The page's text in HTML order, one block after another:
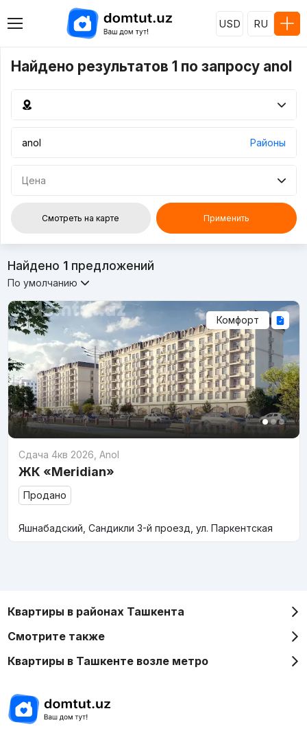
USD RU
Найдено результатов 1 по запросу anol
Районы
Цена
Смотреть на карте Применить
Найдено 1предложений
По умолчанию
Комфорт
Сдача 4кв 2026 Anol
ЖК «Meridian»
Продано
Яшнабадский, Сандикли 3-й проезд, ул. Паркентская
Квартиры в районах Ташкента
Смотрите также
Квартиры в Ташкенте возле метро